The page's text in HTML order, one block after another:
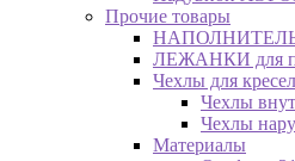
Прочие товары
НАПОЛНИТЕЛЬ
ЛЕЖАНКИ для
Чехлы для
Чехлы
Чехлы
Материалы